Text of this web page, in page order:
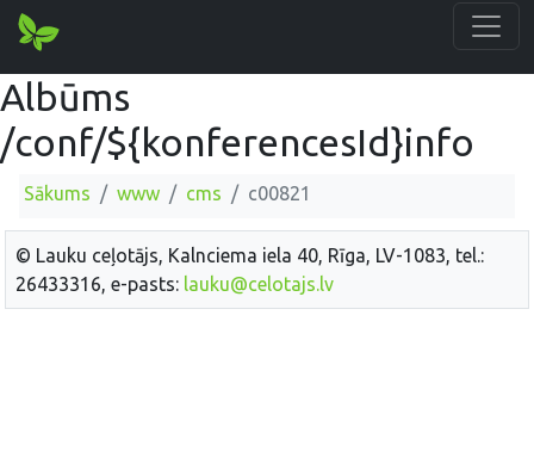
Albūms
/conf/${konferencesId}info
Sākums www cms c00821
© Lauku ceļotājs, Kalnciema iela 40, Rīga, LV-1083, tel.:
26433316, e-pasts: lauku@celotajs.lv